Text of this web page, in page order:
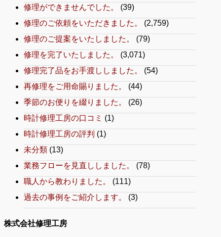
修理ができませんでした。
(39)
修理のご依頼をいただきました。
(2,759)
修理のご提案をいたしました。
(79)
修理を完了いたしました。
(3,071)
修理完了品をお手渡ししました。
(54)
再修理をご用命賜りました。
(44)
季節のお便りを綴りました。
(26)
時計修理工房の口コミ (1)
時計修理工房の評判 (1)
未分類 (13)
業務フローを見直ししました。
(78)
職人から教わりました。
(111)
過去の事例をご紹介します。
(3)
株式会社修理工房